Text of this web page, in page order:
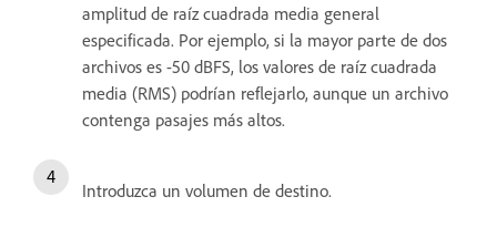
amplitud de raíz cuadrada media general
especificada. Por ejemplo, si la mayor parte de dos
archivos es -50 dBFS, los valores de raíz cuadrada
media (RMS) podrían reflejarlo, aunque un archivo
contenga pasajes más altos.
Introduzca un volumen de destino.